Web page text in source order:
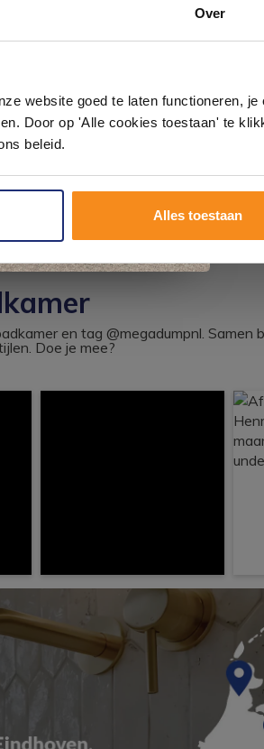
Over
website goed te laten functioneren, je
Door op 'Alle cookies toestaan' te
beleid.
Alles toestaan
en tag @megadumpnl. Samen
Doe je mee?
in onze
– van
en je vindt tegels
op eigen terrein.